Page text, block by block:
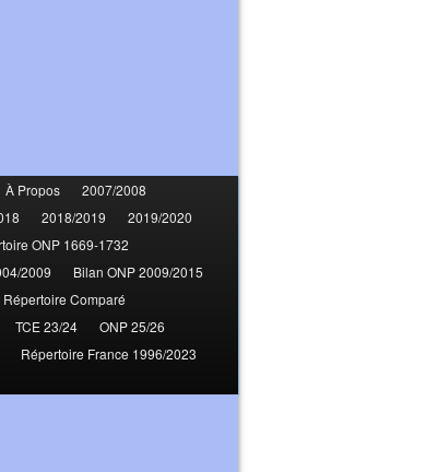
À Propos
2007/2008
2018/2019
2019/2020
ONP 1669-1732
2009
Bilan ONP 2009/2015
Répertoire Comparé
TCE 23/24
ONP 25/26
Répertoire France 1996/2023